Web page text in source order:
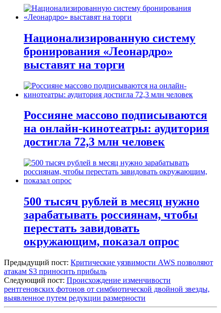
Национализированную систему
бронирования «Леонардро»
выставят на торги
Россияне массово подписываются
на онлайн-кинотеатры: аудитория
достигла 72,3 млн человек
500 тысяч рублей в месяц нужно
зарабатывать россиянам, чтобы
перестать завидовать
окружающим, показал опрос
Предыдущий пост: Критические уязвимости AWS позволяют
атакам S3 приносить прибыль
Следующий пост: Происхождение изменчивости
рентгеновских фотонов от симбиотической двойной звезды,
выявленное путем редукции размерности